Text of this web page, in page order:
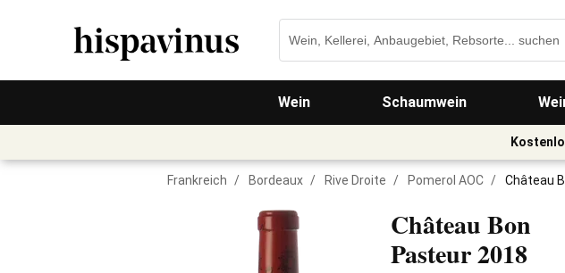
Wein Schaumwein
Frankreich / Bordeaux / Rive Droite / Pomerol AOC / Château
Château Bon
Pasteur2018